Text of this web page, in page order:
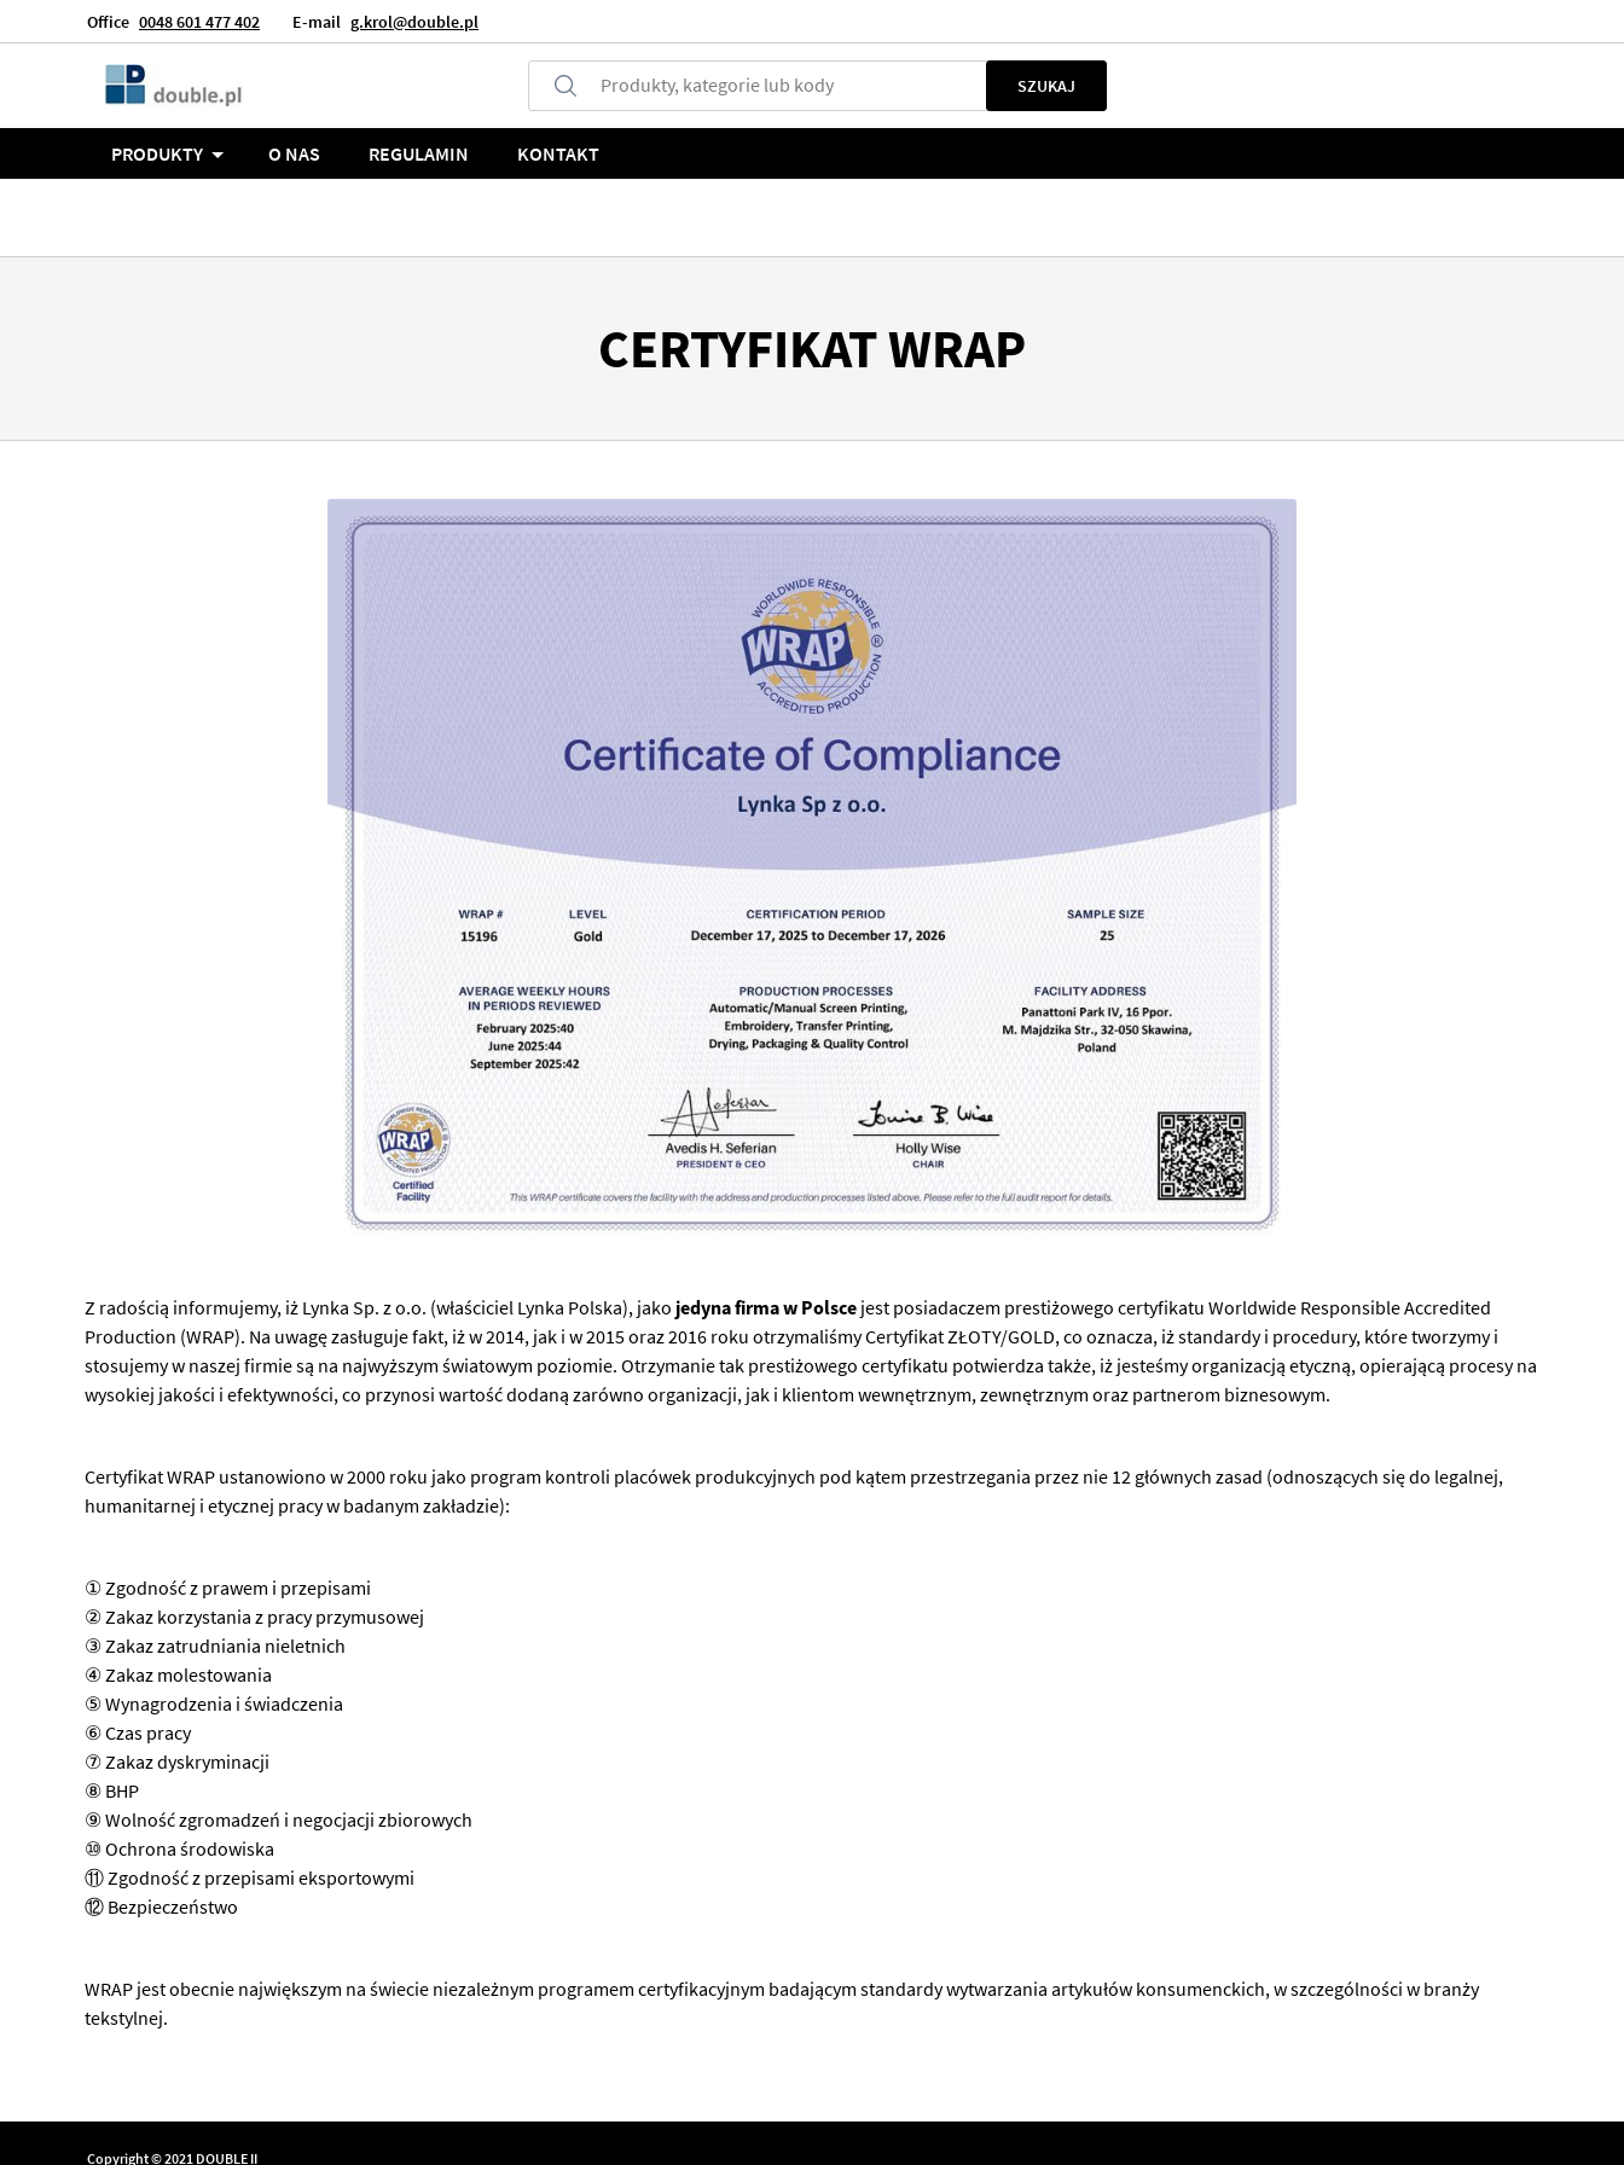
Office 0048 601 477 402 E-mail g.krol@double.pl
Język
Produkty, kategorie lub kody SZUKAJ
PRODUKTY O NAS REGULAMIN KONTAKT
CERTYFIKAT WRAP
Z radością informujemy, iż Lynka Sp. z o.o. (właściciel Lynka Polska), jako jedyna firma w Polsce jest posiadaczem prestiżowego certyfikatu Worldwide Responsible Accredited
Production (WRAP). Na uwagę zasługuje fakt, iż w 2014, jak i w 2015 oraz 2016 roku otrzymaliśmy Certyfikat ZŁOTY/GOLD, co oznacza, iż standardy i procedury, które tworzymy i
stosujemy w naszej firmie są na najwyższym światowym poziomie. Otrzymanie tak prestiżowego certyfikatu potwierdza także, iż jesteśmy organizacją etyczną, opierającą procesy na
wysokiej jakości i efektywności, co przynosi wartość dodaną zarówno organizacji, jak i klientom wewnętrznym, zewnętrznym oraz partnerom biznesowym.
Certyfikat WRAP ustanowiono w 2000 roku jako program kontroli placówek produkcyjnych pod kątem przestrzegania przez nie 12 głównych zasad (odnoszących się do legalnej,
humanitarnej i etycznej pracy w badanym zakładzie):
① Zgodność z prawem i przepisami
② Zakaz korzystania z pracy przymusowej
③ Zakaz zatrudniania nieletnich
④ Zakaz molestowania
⑤ Wynagrodzenia i świadczenia
⑥ Czas pracy
⑦ Zakaz dyskryminacji
⑧ BHP
⑨ Wolność zgromadzeń i negocjacji zbiorowych
⑩ Ochrona środowiska
⑪ Zgodność z przepisami eksportowymi
⑫ Bezpieczeństwo
WRAP jest obecnie największym na świecie niezależnym programem certyfikacyjnym badającym standardy wytwarzania artykułów konsumenckich, w szczególności w branży
tekstylnej.
Copyright © 2021 DOUBLE II